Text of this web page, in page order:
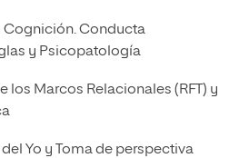
Cognición. Conducta
y Psicopatología
los Marcos Relacionales (RFT) y
Yo y Toma de perspectiva